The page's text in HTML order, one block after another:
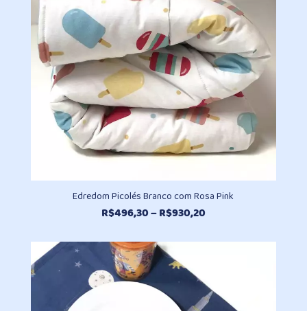
Edredom Picolés Branco com Rosa Pink
R$496,30–R$930,20Faixa
preço:
R$930,20